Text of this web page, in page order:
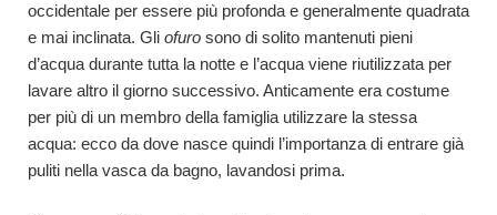
occidentale per essere più profonda e generalmente quadrata
e mai inclinata. Gli ofuro sono di solito mantenuti pieni
d’acqua durante tutta la notte e l’acqua viene riutilizzata per
lavare altro il giorno successivo. Anticamente era costume
per più di un membro della famiglia utilizzare la stessa
acqua: ecco da dove nasce quindi l’importanza di entrare già
puliti nella vasca da bagno, lavandosi prima.